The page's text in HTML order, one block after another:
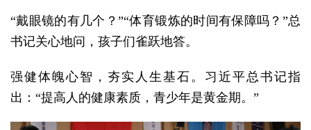
“戴眼镜的有几个？”“体育锻炼的时间有保障吗？”总
书记关心地问，孩子们雀跃地答。
强健体魄心智，夯实人生基石。习近平总书记指
出：“提高人的健康素质，青少年是黄金期。”